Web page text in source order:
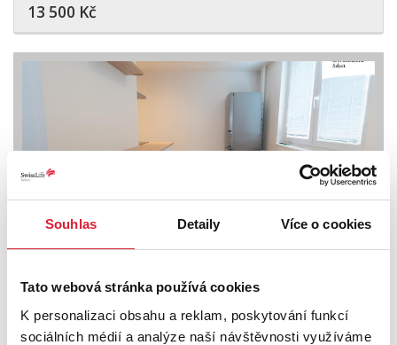
Souhlas Detaily Více o cookies
Tato webová stránka používá cookies
K personalizaci obsahu a reklam, poskytování funkcí
sociálních médií a analýze naší návštěvnosti využíváme
13 500 Kč
19 400 Kč